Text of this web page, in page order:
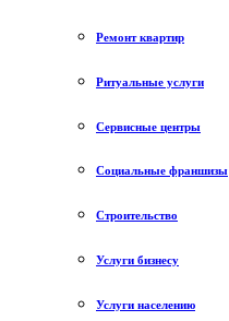
Ремонт квартир
Ритуальные услуги
Сервисные центры
Социальные франшизы
Строительство
Услуги бизнесу
Услуги населению